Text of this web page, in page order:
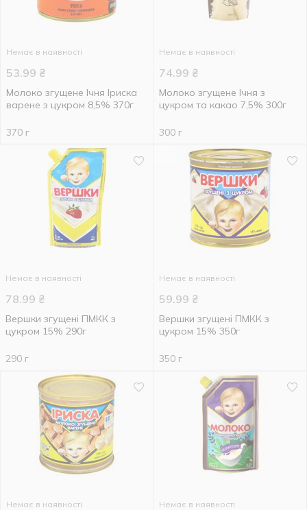
Немає в наявності
53.99 ₴
Молоко згущене Ічня Іриска
варене з цукром 8,5% 370г
370 г
Немає в наявності
74.99 ₴
Молоко згущене Ічня з
цукром та какао 7,5% 300г
300 г
Немає в наявності
78.99 ₴
Вершки згущені ПМКК з
цукром 15% 290г
290 г
Немає в наявності
59.99 ₴
Вершки згущені ПМКК з
цукром 15% 350г
350 г
Немає в наявності Немає в наявності